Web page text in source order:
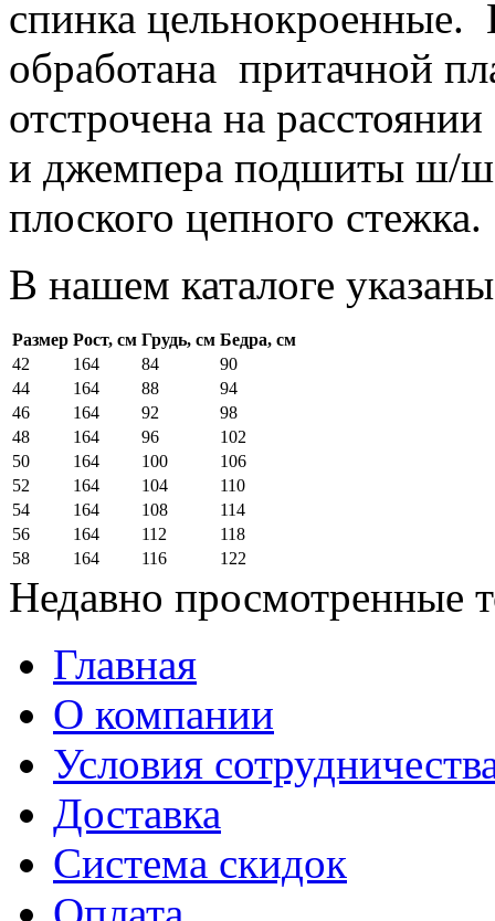
спинка
обработана притачной
отстрочена на
и джемпера подшиты ш/ш
плоского цепного стежка.
В нашем каталоге
Размер Рост, см Грудь, см Бедра, см
42
164 84
90
44
164 88
94
46
164 92
98
48
164 96
102
50
164 100
106
52
164 104
110
54
164 108
114
56
164 112
118
58
164 116 122
Недавно просмотренные
Главная
О компании
Условия
Доставка
Система скидок